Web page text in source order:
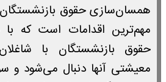
مهم‌ترین اقدامات است که
حقوق بازنشستگان با
معیشتی آنها دنبال می‌شود و